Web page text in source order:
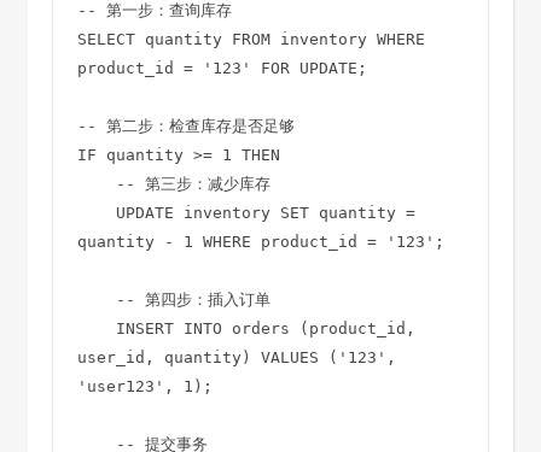
-- 第一步：查询库存
SELECT quantity FROM inventory WHERE
product_id = '123' FOR UPDATE;
-- 第二步：检查库存是否足够
IF quantity >= 1 THEN
quantity - 1 WHERE product_id = '123';
user_id, quantity) VALUES ('123',
'user123', 1);